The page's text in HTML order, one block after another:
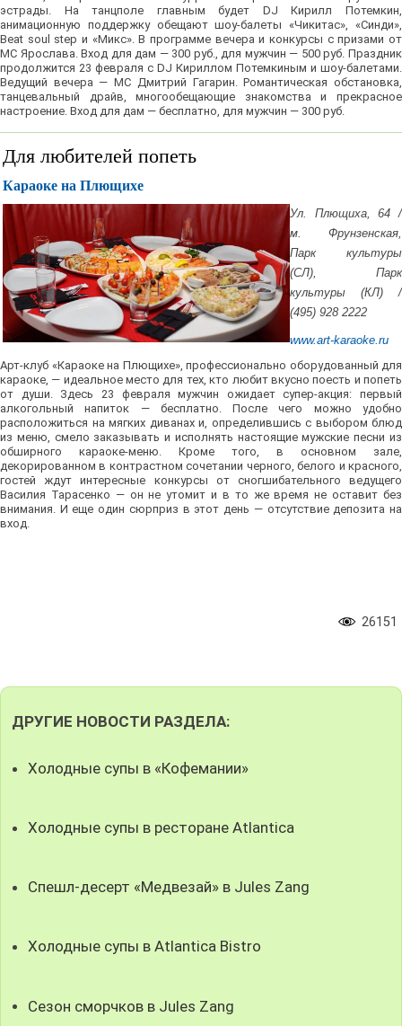
эстрады. На танцполе главным будет DJ Кирилл Потемкин,
анимационную поддержку обещают шоу-балеты «Чикитас», «Синди»,
Beat soul step и «Микс». В программе вечера и конкурсы с призами от
МС Ярослава. Вход для дам — 300 руб., для мужчин — 500 руб. Праздник
продолжится 23 февраля с DJ Кириллом Потемкиным и шоу-балетами.
Ведущий вечера — МС Дмитрий Гагарин. Романтическая обстановка,
танцевальный драйв, многообещающие знакомства и прекрасное
настроение. Вход для дам — бесплатно, для мужчин — 300 руб.
Для любителей попеть
Караоке на Плющихе
Ул. Плющиха, 64 /
м. Фрунзенская,
Парк культуры
(СЛ), Парк
культуры (КЛ) /
(495) 928 2222
www.art-karaoke.ru
Арт-клуб «Караоке на Плющихе», профессионально оборудованный для
караоке, — идеальное место для тех, кто любит вкусно поесть и попеть
от души. Здесь 23 февраля мужчин ожидает супер-акция: первый
алкогольный напиток — бесплатно. После чего можно удобно
расположиться на мягких диванах и, определившись с выбором блюд
из меню, смело заказывать и исполнять настоящие мужские песни из
обширного караоке-меню. Кроме того, в основном зале,
декорированном в контрастном сочетании черного, белого и красного,
гостей ждут интересные конкурсы от сногшибательного ведущего
Василия Тарасенко — он не утомит и в то же время не оставит без
внимания. И еще один сюрприз в этот день — отсутствие депозита на
вход.
26151
ДРУГИЕ НОВОСТИ РАЗДЕЛА:
Холодные супы в «Кофемании»
Холодные супы в ресторане Atlantica
Спешл-десерт «Медвезай» в Jules Zang
Холодные супы в Atlantica Bistro
Сезон сморчков в Jules Zang